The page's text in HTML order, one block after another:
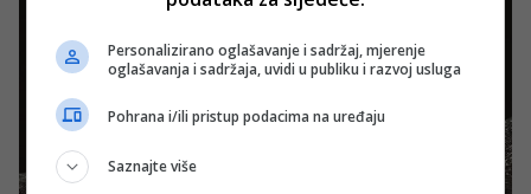
Personalizirano oglašavanje i sadržaj, mjerenje
oglašavanja i sadržaja, uvidi u publiku i razvoj usluga
Pohrana i/ili pristup podacima na uređaju
Saznajte više